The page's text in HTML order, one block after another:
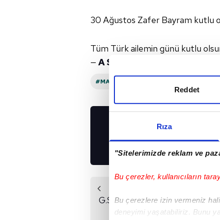
Rıza
"Sitelerimizde reklam ve
Bu çerezler, kullanıcıların
Bu çerezlere izin vermeniz
deneyimi yaşatabiliriz. Bunu
Reddet
30 Ağustos Zafer Bayram
Tüm Türk ailemin günü kutlu
— A Spor
#MAURO ICARDI
UYGULAMALARIMIZI
İNDİRİN!
G.Saray Adana Demir
maçına hazır!